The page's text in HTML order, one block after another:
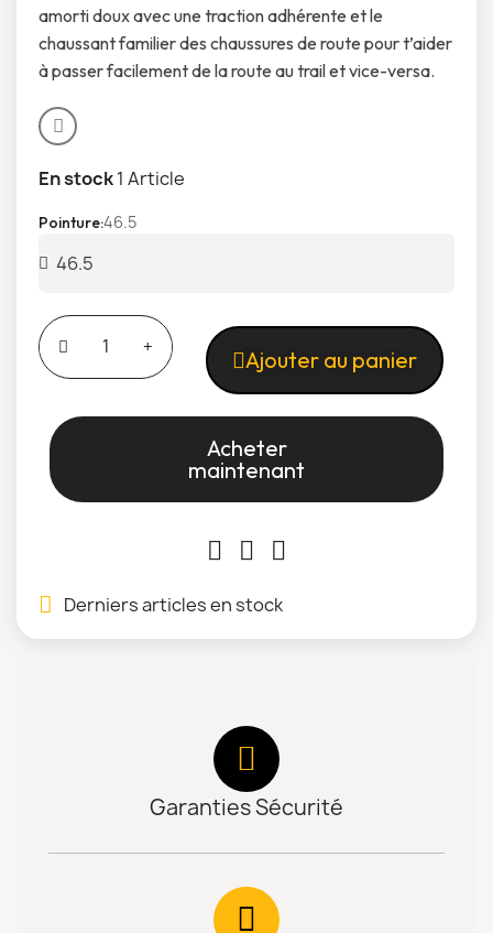
amorti doux avec une traction adhérente et le
chaussant familier des chaussures de route pour t’aider
à passer facilement de la route au trail et vice-versa.
En stock1 Article
Pointure46.5
Ajouter au panier
Acheter
maintenant
Derniers articles en stock
Garanties Sécurité